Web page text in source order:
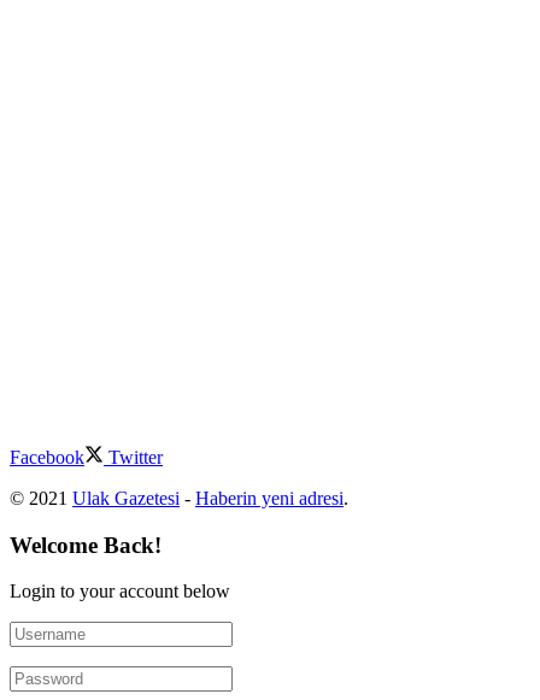
Facebook
Twitter
© 2021 Ulak Gazetesi - Haberin yeni adresi.
Welcome Back!
Login to your account below